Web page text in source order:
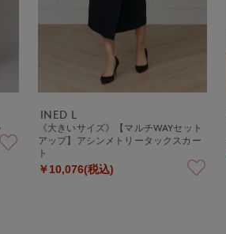
INED L
《大きいサイズ》【マルチWAYセット
アップ】アシンメトリータックスカー
ト
￥10,076(税込)